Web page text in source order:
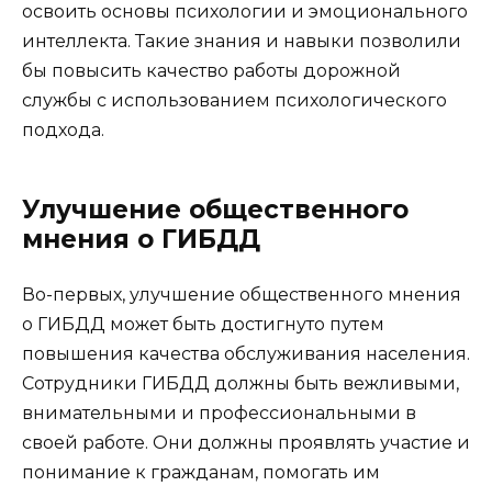
освоить основы психологии и эмоционального
интеллекта. Такие знания и навыки позволили
бы повысить качество работы дорожной
службы с использованием психологического
подхода.
Улучшение общественного
мнения о ГИБДД
Во-первых, улучшение общественного мнения
о ГИБДД может быть достигнуто путем
повышения качества обслуживания населения.
Сотрудники ГИБДД должны быть вежливыми,
внимательными и профессиональными в
своей работе. Они должны проявлять участие и
понимание к гражданам, помогать им